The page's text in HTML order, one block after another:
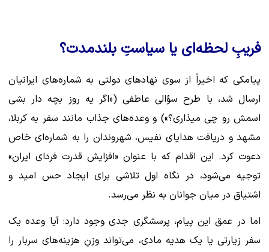
فریبِ لحظه‌ای یا سیاستِ بلندمدت؟
پیامکی که اخیراً از سوی نهادهای دولتی به شماره‌های ایرانیان
ارسال شد، با طرح سؤالی عاطفی («اگر یه روز بچه دار بشی
اسمش رو چی میذاری؟») و وعده‌های جذاب مانند سفر به کربلا،
مشهد و دریافت هدایای نفیس، شهروندان را به شماره‌ای خاص
دعوت کرد. این اقدام که با عنوان «افزایش قدرت فردای ایران»
توجیه می‌شود، در نگاه اول تلاشی برای ایجاد حس امید و
اشتیاق در میان جوانان به نظر می‌رسد.
اما در عمق این پیام، پرسشگری جدی وجود دارد: آیا وعده یک
سفر زیارتی یا یک هدیه مادی، می‌تواند وزنِ هزینه‌های سربار را